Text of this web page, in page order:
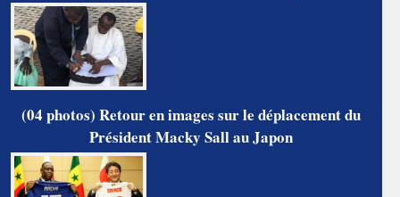
(04 photos) Retour en images sur le déplacement du
Président Macky Sall au Japon